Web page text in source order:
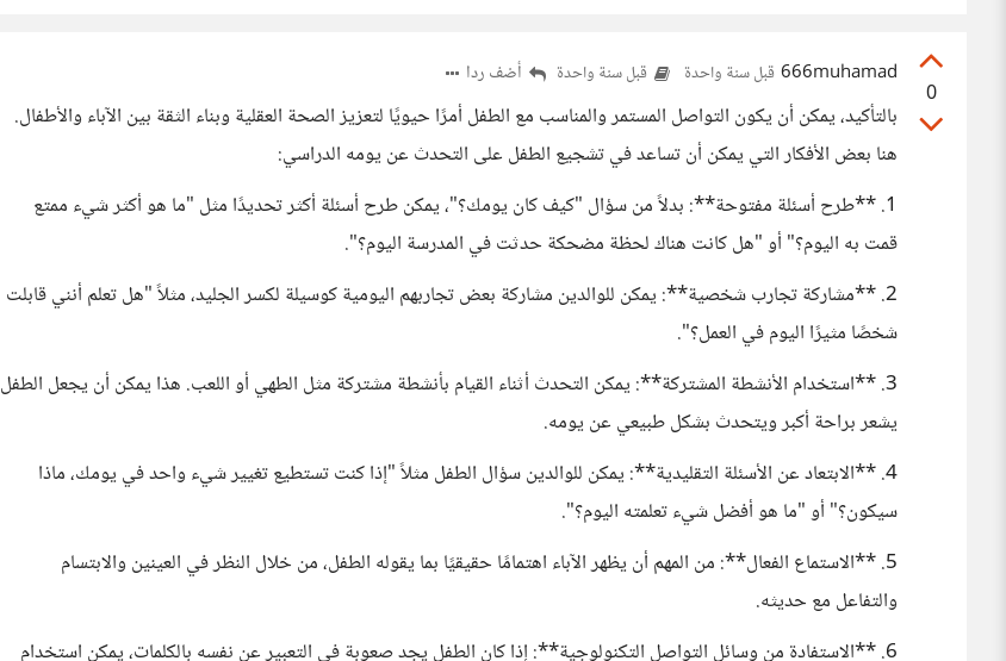
0
666muhamad قبل سنة واحدة قبل سنة واحدة أضف ردا
بالتأكيد، يمكن أن يكون التواصل المستمر والمناسب مع الطفل أمرًا حيويًا لتعزيز الصحة العقلية وبناء الثقة بين الآباء والأطفال.
هنا بعض الأفكار التي يمكن أن تساعد في تشجيع الطفل على التحدث عن يومه الدراسي:
1. **طرح أسئلة مفتوحة**: بدلاً من سؤال "كيف كان يومك؟"، يمكن طرح أسئلة أكثر تحديدًا مثل "ما هو أكثر شيء ممتع
قمت به اليوم؟" أو "هل كانت هناك لحظة مضحكة حدثت في المدرسة اليوم؟".
2. **مشاركة تجارب شخصية**: يمكن للوالدين مشاركة بعض تجاربهم اليومية كوسيلة لكسر الجليد، مثلاً "هل تعلم أنني قابلت
شخصًا مثيرًا اليوم في العمل؟".
3. **استخدام الأنشطة المشتركة**: يمكن التحدث أثناء القيام بأنشطة مشتركة مثل الطهي أو اللعب. هذا يمكن أن يجعل الطفل
يشعر براحة أكبر ويتحدث بشكل طبيعي عن يومه.
4. **الابتعاد عن الأسئلة التقليدية**: يمكن للوالدين سؤال الطفل مثلاً "إذا كنت تستطيع تغيير شيء واحد في يومك، ماذا
سيكون؟" أو "ما هو أفضل شيء تعلمته اليوم؟".
5. **الاستماع الفعال**: من المهم أن يظهر الآباء اهتمامًا حقيقيًا بما يقوله الطفل، من خلال النظر في العينين والابتسام
والتفاعل مع حديثه.
6. **الاستفادة من وسائل التواصل التكنولوجية**: إذا كان الطفل يجد صعوبة في التعبير عن نفسه بالكلمات، يمكن استخدام